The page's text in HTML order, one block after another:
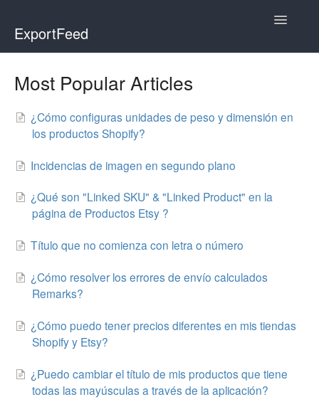
ExportFeed
Toggle
Wix - Clover
Faire Integration
Wix-Faire
Affiliate Marketplace
Etsy Integration
Etsy Integration - French
Etsy Integration - Deutsch
Most Popular Articles
¿Cómo configuras unidades de peso y dimensión en
los productos Shopify?
Incidencias de imagen en segundo plano
¿Qué son "Linked SKU" & "Linked Product" en la
página de Productos Etsy ?
Título que no comienza con letra o número
¿Cómo resolver los errores de envío calculados
Remarks?
¿Cómo puedo tener precios diferentes en mis tiendas
Shopify y Etsy?
¿Puedo cambiar el título de mis productos que tiene
todas las mayúsculas a través de la aplicación?